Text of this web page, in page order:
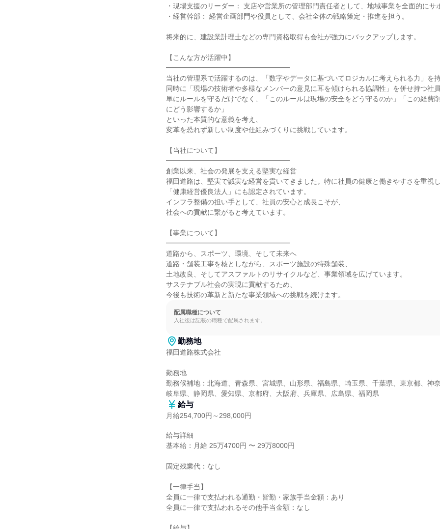
・現場支援のリーダー： 支店や営業所の管理部門責任者として、地域事業を全面的にサ
・経営幹部： 経営企画部門や役員として、会社全体の戦略策定・推進を担う。
将来的に、建設業計理士などの専門資格取得も会社が強力にバックアップします。
【こんな方が活躍中】
━━━━━━━━━━━━━━━━━━
当社の管理系で活躍するのは、「数字やデータに基づいてロジカルに考えられる力」を持
同時に「現場の技術者や多様なメンバーの意見に耳を傾けられる協調性」を併せ持つ社員
単にルールを守るだけでなく、「このルールは現場の安全をどう守るのか」「この経費
にどう影響するか」
といった本質的な意義を考え、
変革を恐れず新しい制度や仕組みづくりに挑戦しています。
【当社について】
━━━━━━━━━━━━━━━━━━
創業以来、社会の発展を支える堅実な経営
福田道路は、堅実で誠実な経営を貫いてきました。特に社員の健康と働きやすさを重視し
「健康経営優良法人」にも認定されています。
インフラ整備の担い手として、社員の安心と成長こそが、
社会への貢献に繋がると考えています。
【事業について】
━━━━━━━━━━━━━━━━━━
道路から、スポーツ、環境、そして未来へ
道路・舗装工事を核としながら、スポーツ施設の特殊舗装、
土地改良、そしてアスファルトのリサイクルなど、事業領域を広げています。
サステナブル社会の実現に貢献するため、
今後も技術の革新と新たな事業領域への挑戦を続けます。
配属職種について
入社後は記載の職種で配属されます。
勤務地
福田道路株式会社
勤務地
勤務候補地：北海道、青森県、宮城県、山形県、福島県、埼玉県、千葉県、東京都、神奈
岐阜県、静岡県、愛知県、京都府、大阪府、兵庫県、広島県、福岡県
給与
月給254,700円～298,000円
給与詳細
基本給：月給 25万4700円 〜 29万8000円
固定残業代：なし
【一律手当】
全員に一律で支払われる通勤・皆勤・家族手当金額：あり
全員に一律で支払われるその他手当金額：なし